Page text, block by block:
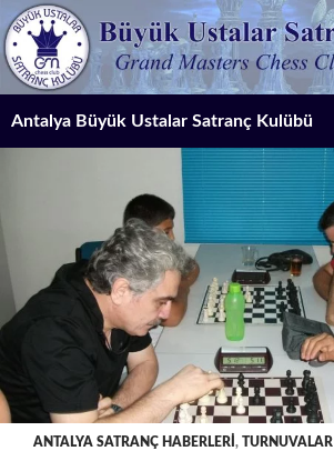
İçeriğe
atla
Antalya Büyük Ustalar Satranç Kulübü
ANTALYA SATRANÇ HABERLERI , TURNUVALAR